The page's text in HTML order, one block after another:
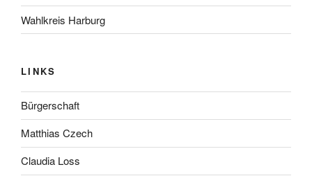
Wahlkreis Harburg
LINKS
Bürgerschaft
Matthias Czech
Claudia Loss